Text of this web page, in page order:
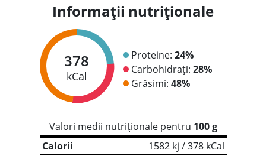
Informații nutriționale
378
kCal
Proteine: 24%
Carbohidrați: 28%
Grăsimi: 48%
Valori medii nutriționale pentru 100 g
Calorii
1582 kj / 378 kCal